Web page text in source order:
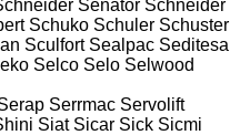
Senator Schneider
Schuko Schuler Schuster
Sculfort Sealpac Seditesa
Selco Selo Selwood
Serrmac Servolift
Siat Sicar Sick Sicmi